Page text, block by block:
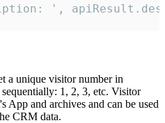
',
a unique visitor number in
1, 2, 3, etc. Visitor
App and archives and can be used
CRM data.